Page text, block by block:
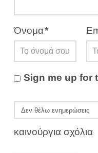
Όνομα*
Sign me up for
καινούργια σχόλια